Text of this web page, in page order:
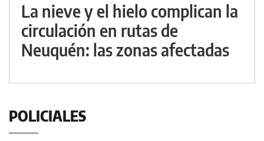
La nieve y el hielo complican la
circulación en rutas de
Neuquén: las zonas afectadas
POLICIALES